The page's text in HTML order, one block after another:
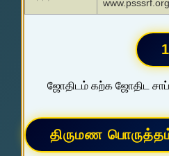
ஜோதிடம் கற்க ஜோதிட